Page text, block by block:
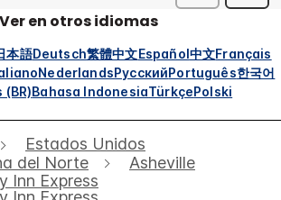
Ver en otros idiomas
本語Deutsch繁體中文Español中文Français
NederlandsРусскийPortuguês한국어
Bahasa IndonesiaTürkçePolski
Estados Unidos
del Norte
Asheville
Inn Express